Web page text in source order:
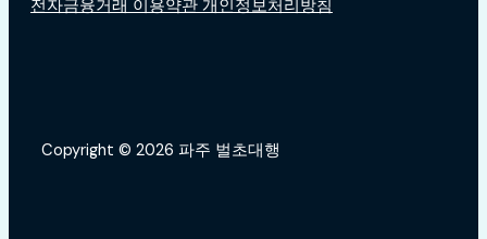
전자금융거래 이용약관 개인정보처리방침
Copyright © 2026 파주 벌초대행